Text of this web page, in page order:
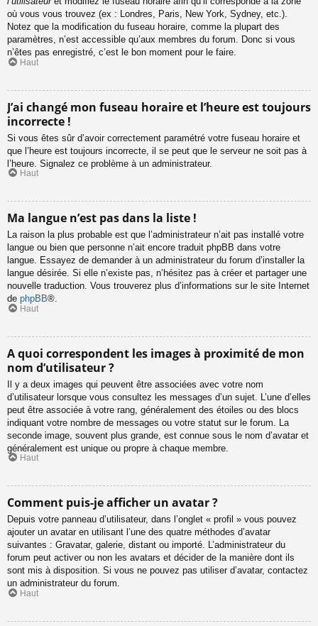
où vous vous trouvez (ex : Londres, Paris, New York, Sydney, etc.).
Notez que la modification du fuseau horaire, comme la plupart des
paramètres, n’est accessible qu’aux membres du forum. Donc si vous
n’êtes pas enregistré, c’est le bon moment pour le faire.
Haut
J’ai changé mon fuseau horaire et l’heure est toujours
incorrecte !
Si vous êtes sûr d’avoir correctement paramétré votre fuseau horaire et
que l’heure est toujours incorrecte, il se peut que le serveur ne soit pas à
l’heure. Signalez ce problème à un administrateur.
Haut
Ma langue n’est pas dans la liste !
La raison la plus probable est que l’administrateur n’ait pas installé votre
langue ou bien que personne n’ait encore traduit phpBB dans votre
langue. Essayez de demander à un administrateur du forum d’installer la
langue désirée. Si elle n’existe pas, n’hésitez pas à créer et partager une
nouvelle traduction. Vous trouverez plus d’informations sur le site Internet
de phpBB®.
Haut
A quoi correspondent les images à proximité de mon
nom d’utilisateur ?
Il y a deux images qui peuvent être associées avec votre nom
d’utilisateur lorsque vous consultez les messages d’un sujet. L’une d’elles
peut être associée à votre rang, généralement des étoiles ou des blocs
indiquant votre nombre de messages ou votre statut sur le forum. La
seconde image, souvent plus grande, est connue sous le nom d’avatar et
généralement est unique ou propre à chaque membre.
Haut
Comment puis-je afficher un avatar ?
Depuis votre panneau d’utilisateur, dans l’onglet « profil » vous pouvez
ajouter un avatar en utilisant l’une des quatre méthodes d’avatar
suivantes : Gravatar, galerie, distant ou importé. L’administrateur du
forum peut activer ou non les avatars et décider de la manière dont ils
sont mis à disposition. Si vous ne pouvez pas utiliser d’avatar, contactez
un administrateur du forum.
Haut